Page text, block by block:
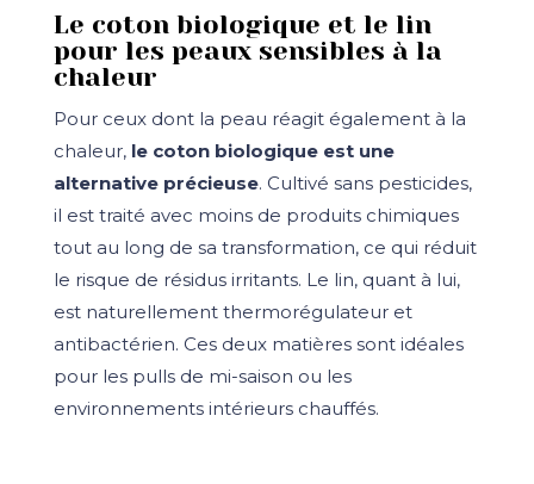
Le coton biologique et le lin
pour les peaux sensibles à la
chaleur
Pour ceux dont la peau réagit également à la
chaleur, le coton biologique est une
alternative précieuse. Cultivé sans pesticides,
il est traité avec moins de produits chimiques
tout au long de sa transformation, ce qui réduit
le risque de résidus irritants. Le lin, quant à lui,
est naturellement thermorégulateur et
antibactérien. Ces deux matières sont idéales
pour les pulls de mi-saison ou les
environnements intérieurs chauffés.